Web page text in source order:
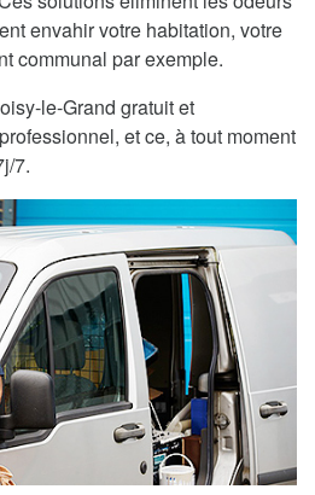
envahir votre habitation, votre
communal par exemple.
le-Grand gratuit et
et ce, à tout moment
7.